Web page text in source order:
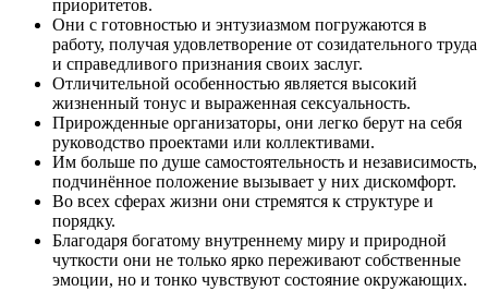
приоритетов.
Они с готовностью и энтузиазмом погружаются в
работу, получая удовлетворение от созидательного труда
и справедливого признания своих заслуг.
Отличительной особенностью является высокий
жизненный тонус и выраженная сексуальность.
Прирожденные организаторы, они легко берут на себя
руководство проектами или коллективами.
Им больше по душе самостоятельность и независимость,
подчинённое положение вызывает у них дискомфорт.
Во всех сферах жизни они стремятся к структуре и
порядку.
Благодаря богатому внутреннему миру и природной
чуткости они не только ярко переживают собственные
эмоции, но и тонко чувствуют состояние окружающих.